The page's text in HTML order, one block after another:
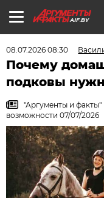
AIF.BY
08.07.2026 08:30
Почему
подковы
"Аргументы и
возможности 07/07/2026